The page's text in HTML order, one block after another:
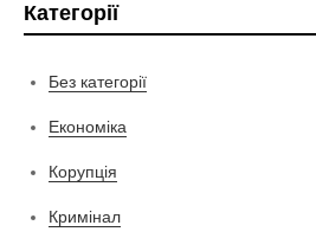
Категорії
Без категорії
Економіка
Корупція
Кримінал